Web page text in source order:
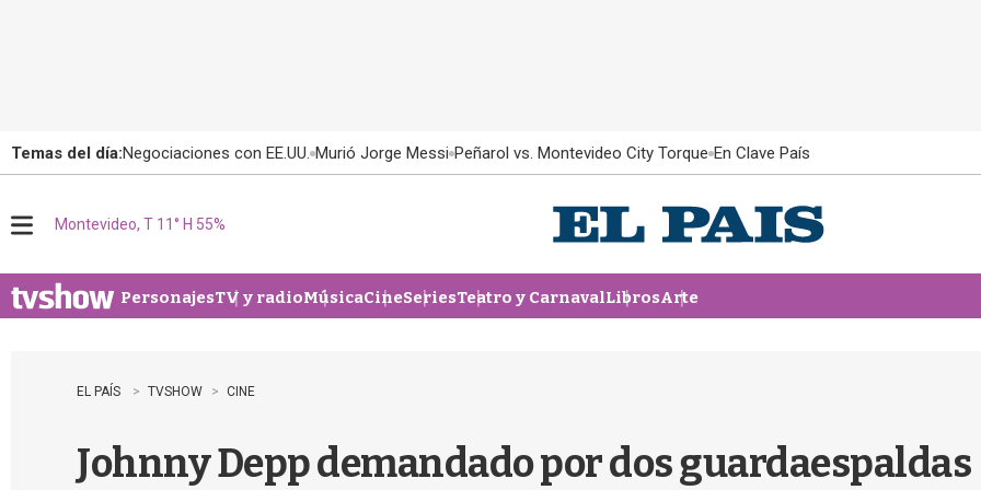
Temas del día:Negociaciones con EE.UU. Murió Jorge Messi Peñarol vs. Montevideo City Torque En Clave País
u
Montevideo, T 11° H 55%
PersonajesTV y radioMúsicaCineSeriesTeatro y CarnavalLibrosArte
EL PAÍS TVSHOW CINE
Johnny Depp demandado por dos guardaespaldas